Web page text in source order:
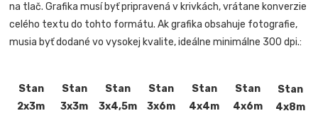
na tlač. Grafika musí byť pripravená v krivkách, vrátane konverzie
celého textu do tohto formátu. Ak grafika obsahuje fotografie,
musia byť dodané vo vysokej kvalite, ideálne minimálne 300 dpi.:
Stan
2x3m
Stan
3x3m
Stan
3x4,5m
Stan
3x6m
Stan
4x4m
Stan
4x6m
Stan
4x8m